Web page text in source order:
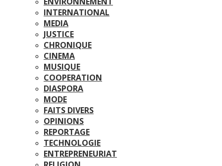
INTERNATIONAL
MEDIA
JUSTICE
CHRONIQUE
CINEMA
MUSIQUE
COOPERATION
DIASPORA
MODE
FAITS DIVERS
OPINIONS
REPORTAGE
TECHNOLOGIE
ENTREPRENEURIAT